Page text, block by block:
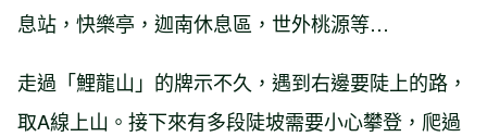
息站，快樂亭，迦南休息區，世外桃源等…
走過「鯉龍山」的牌示不久，遇到右邊要陡上的路，
取A線上山。接下來有多段陡坡需要小心攀登，爬過